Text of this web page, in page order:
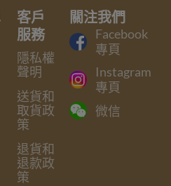
客戶
服務
隱私權
聲明
送貨和
取貨政
策
退貨和
退款政
策
關注我們
Facebook
專頁
Instagram
專頁
微信